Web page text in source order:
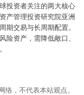
投资者关注的两大核心
产管理投资研究院亚洲
期交易与长周期配置。
资产，需降低敞口、
络，不代表本站观点。